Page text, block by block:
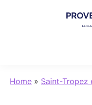
in
Home » Saint-Tropez